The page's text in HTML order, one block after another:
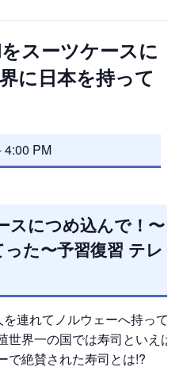
をスーツケースに
に日本を持って
4:00 PM
スにつめ込んで！〜
た〜予習復習 テレ
連れてノルウェーへ持ってっ
界一の国では寿司といえば
で絶賛された寿司とは!?